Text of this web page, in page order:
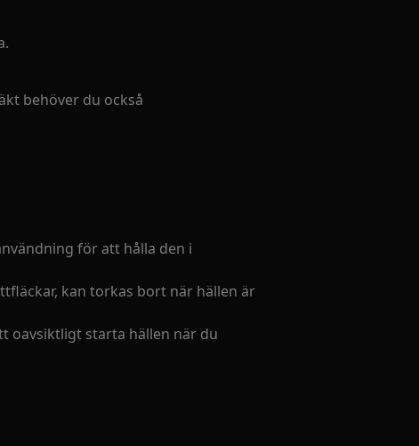
behöver du också
för att hålla den i
kan torkas bort när hällen är
oavsiktligt starta hällen när du